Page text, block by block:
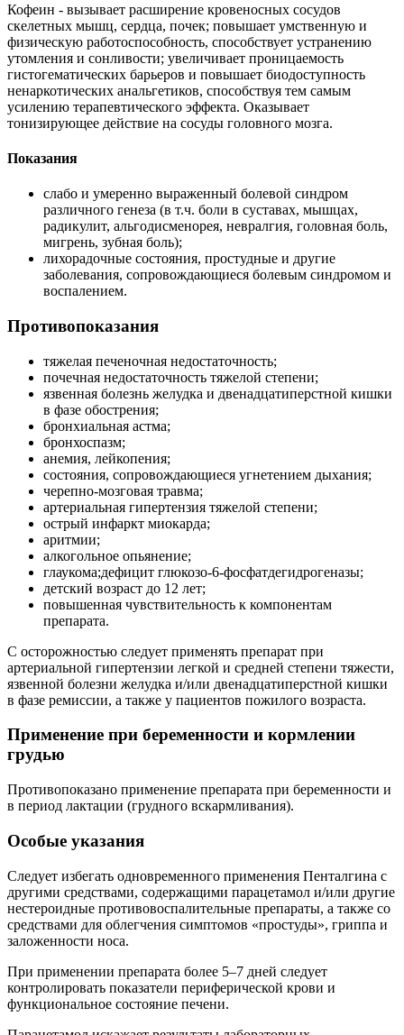
Кофеин - вызывает расширение кровеносных сосудов
скелетных мышц, сердца, почек; повышает умственную и
физическую работоспособность, способствует устранению
утомления и сонливости; увеличивает проницаемость
гистогематических барьеров и повышает биодоступность
ненаркотических анальгетиков, способствуя тем самым
усилению терапевтического эффекта. Оказывает
тонизирующее действие на сосуды головного мозга.
Показания
слабо и умеренно выраженный болевой синдром
различного генеза (в т.ч. боли в суставах, мышцах,
радикулит, альгодисменорея, невралгия, головная боль,
мигрень, зубная боль);
лихорадочные состояния, простудные и другие
заболевания, сопровождающиеся болевым синдромом и
воспалением.
Противопоказания
тяжелая печеночная недостаточность;
почечная недостаточность тяжелой степени;
язвенная болезнь желудка и двенадцатиперстной кишки
в фазе обострения;
бронхиальная астма;
бронхоспазм;
анемия, лейкопения;
состояния, сопровождающиеся угнетением дыхания;
черепно-мозговая травма;
артериальная гипертензия тяжелой степени;
острый инфаркт миокарда;
аритмии;
алкогольное опьянение;
глаукома;дефицит глюкозо-6-фосфатдегидрогеназы;
детский возраст до 12 лет;
повышенная чувствительность к компонентам
препарата.
С осторожностью следует применять препарат при
артериальной гипертензии легкой и средней степени тяжести,
язвенной болезни желудка и/или двенадцатиперстной кишки
в фазе ремиссии, а также у пациентов пожилого возраста.
Применение при беременности и кормлении
грудью
Противопоказано применение препарата при беременности и
в период лактации (грудного вскармливания).
Особые указания
Следует избегать одновременного применения Пенталгина с
другими средствами, содержащими парацетамол и/или другие
нестероидные противовоспалительные препараты, а также со
средствами для облегчения симптомов «простуды», гриппа и
заложенности носа.
При применении препарата более 5–7 дней следует
контролировать показатели периферической крови и
функциональное состояние печени.